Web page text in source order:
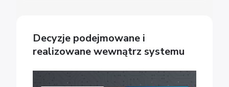
Decyzje podejmowane i
realizowane wewnątrz systemu